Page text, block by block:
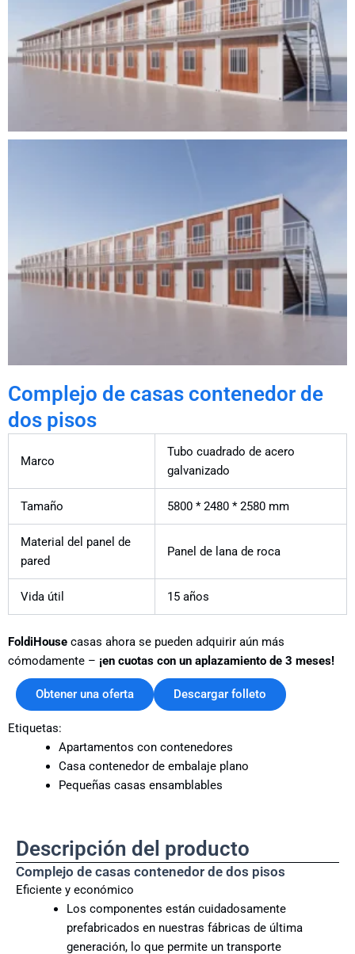
Complejo de casas contenedor de
dos pisos
Marco
Tubo cuadrado de acero
galvanizado
Tamaño 5800 * 2480 * 2580 mm
Material del panel de
pared
Panel de lana de roca
Vida útil 15 años
FoldiHouse casas ahora se pueden adquirir aún más
cómodamente – ¡en cuotas con un aplazamiento de 3 meses!
Obtener una oferta Descargar folleto
Etiquetas:
Apartamentos con contenedores
Casa contenedor de embalaje plano
Pequeñas casas ensamblables
Descripción del producto
Complejo de casas contenedor de dos pisos
Eficiente y económico
Los componentes están cuidadosamente
prefabricados en nuestras fábricas de última
generación, lo que permite un transporte